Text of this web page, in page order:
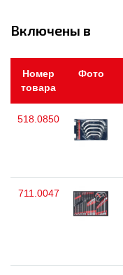
Включены в
Номер
товара
Фото
518.0850
711.0047